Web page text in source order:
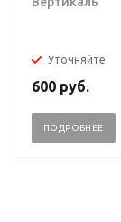
Уточняйте
600 руб.
ПОДРОБНЕЕ